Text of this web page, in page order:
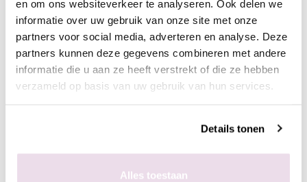
en om ons websiteverkeer te analyseren. Ook delen we
informatie over uw gebruik van onze site met onze
partners voor social media, adverteren en analyse. Deze
partners kunnen deze gegevens combineren met andere
informatie die u aan ze heeft verstrekt of die ze hebben
verzameld op basis van uw gebruik van hun services.
Details tonen
Alles toestaan
- Aflakken met topcoat (voor de natuurlijke nagels Be Jeweled
base/topof next top, kunstnagels high shine, glossy top of next
top)
dehydrateren met magic prep en de ultrabond aan te brengen
- Breng de rubber base, superbond base gel, of Be Jeweled